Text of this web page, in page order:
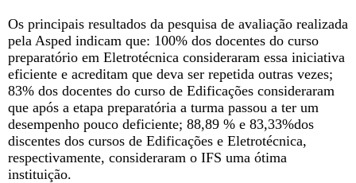
Os principais resultados da pesquisa de avaliação realizada
pela Asped indicam que: 100% dos docentes do curso
preparatório em Eletrotécnica consideraram essa iniciativa
eficiente e acreditam que deva ser repetida outras vezes;
83% dos docentes do curso de Edificações consideraram
que após a etapa preparatória a turma passou a ter um
desempenho pouco deficiente; 88,89 % e 83,33%dos
discentes dos cursos de Edificações e Eletrotécnica,
respectivamente, consideraram o IFS uma ótima
instituição.